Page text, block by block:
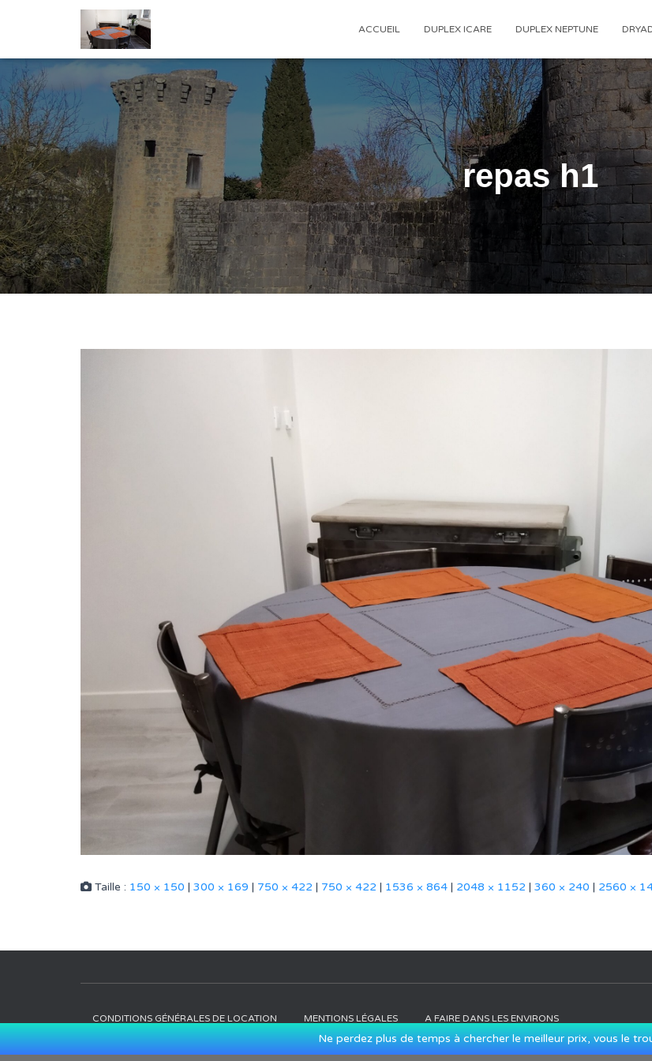
ACCUEIL DUPLEX ICARE DUPLEX NEPTUNE
repas h1
Taille : 150 × 150 | 300 × 169 | 750 × 422 | 750 × 422 | 1536 × 864 | 2048 × 1152 | 360 × 240 | 2560 ×
CONDITIONS GÉNÉRALES DE LOCATION MENTIONS LÉGALES A FAIRE DANS LES ENVIRONS
Ne perdez plus de temps à chercher le meilleur prix, vous le